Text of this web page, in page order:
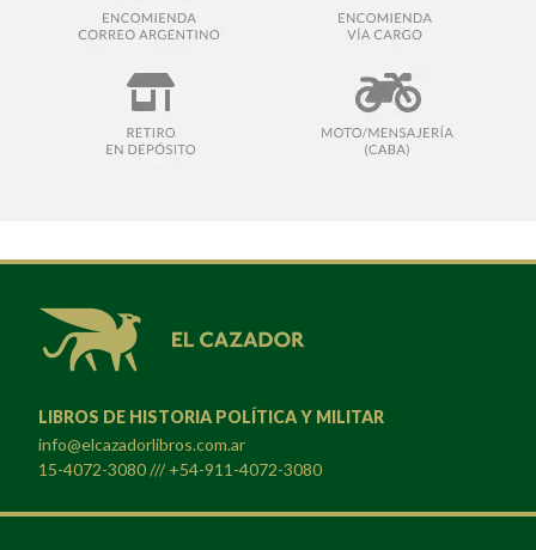
LIBROS DE HISTORIA POLÍTICA Y MILITAR
info@elcazadorlibros.com.ar
15-4072-3080 /// +54-911-4072-3080